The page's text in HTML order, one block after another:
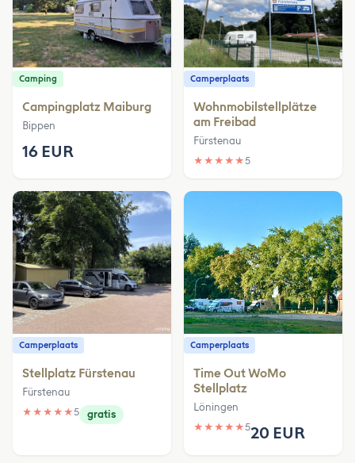
Camping
Campingplatz Maiburg
Bippen
16 EUR
Camperplaats
Wohnmobilstellplätze
am Freibad
Fürstenau
★ ★ ★ ★ ★5
Camperplaats
Stellplatz Fürstenau
Fürstenau
★ ★ ★ ★ ★5 gratis
Camperplaats
Time Out WoMo
Stellplatz
Löningen
★ ★ ★ ★ ★520 EUR